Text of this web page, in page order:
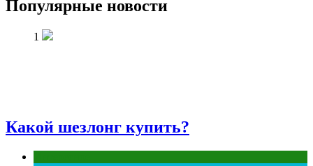
Популярные новости
1
Какой шезлонг купить?